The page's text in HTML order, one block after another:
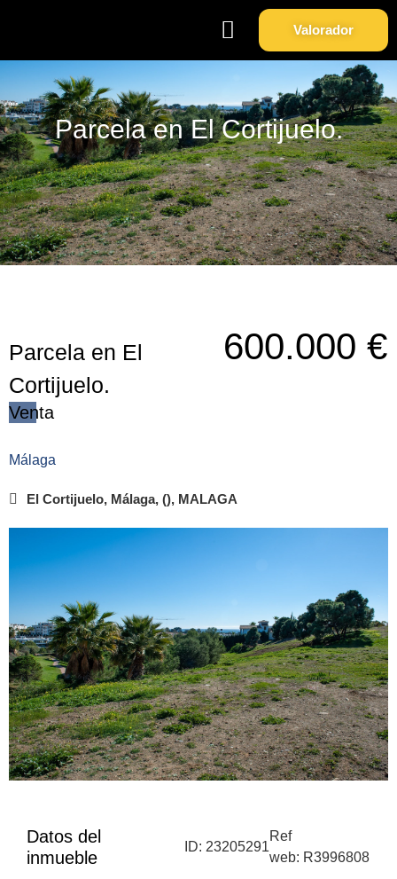
Valorador
Parcela en El Cortijuelo.
Parcela en El
Cortijuelo.
600.000 €
Venta
Málaga
El Cortijuelo, Málaga, (), MALAGA
Datos del
inmueble
ID: 23205291
Ref
web: R3996808